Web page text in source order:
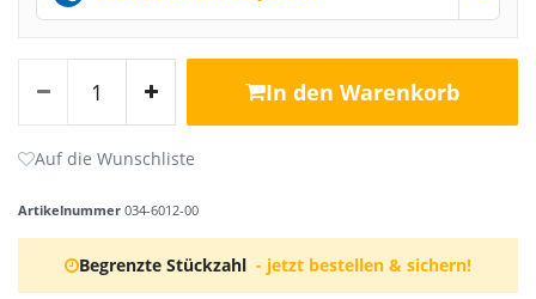
In den Warenkorb
Artikelnummer 034-6012-00
Begrenzte Stückzahl - jetzt bestellen & sichern!